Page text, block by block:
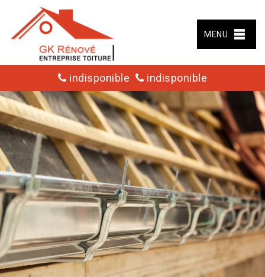
MENU
indisponible indisponible